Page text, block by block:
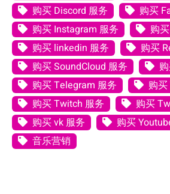
购买 Discord 服务
购买
购买 Instagram 服务
购
购买 linkedin 服务
购买
购买 SoundCloud 服务
购买 Telegram 服务
购买
购买 Twitch 服务
购买
购买 vk 服务
购买
音乐营销